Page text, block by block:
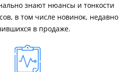
знают нюансы и тонкости
в том числе новинок, недавно
в продаже.